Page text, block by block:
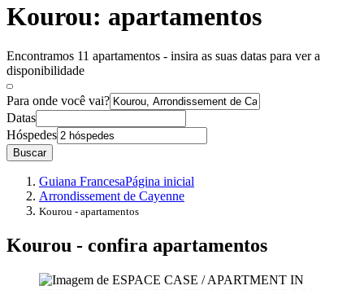
Kourou: apartamentos
Encontramos 11 apartamentos - insira as suas datas para ver a
disponibilidade
Para onde você vai?
Datas
Hóspedes
Buscar
Guiana FrancesaPágina inicial
Arrondissement de Cayenne
Kourou - apartamentos
Kourou - confira apartamentos